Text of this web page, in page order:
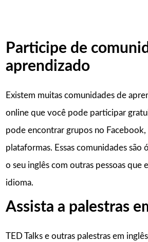
Participe de
aprendizado
Existem muitas comunidades de
online que você pode participar
pode encontrar grupos no
plataformas. Essas comunidades são
o seu inglês com outras pessoas que
idioma.
Assista a palestras
TED Talks e outras palestras em